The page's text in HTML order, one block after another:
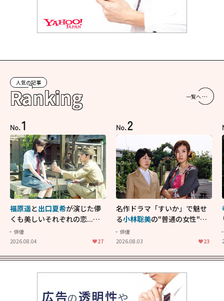
人気の記事
Ranking 一覧へ
No.1
福原遥と出口夏希が演じた儚
くも美しいそれぞれの恋...生
きることの尊さを教えてくれ
た映画「あの花が咲く丘で、
俳優
2026.08.04
27
No.2
名作ドラマ「すいか」で魅せ
る小林聡美の"普通の女性"が
大人に刺さる...映画「かもめ
食堂」にも通じる静かな芝居
俳優
2026.08.03
23